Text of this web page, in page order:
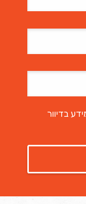
בדיוור